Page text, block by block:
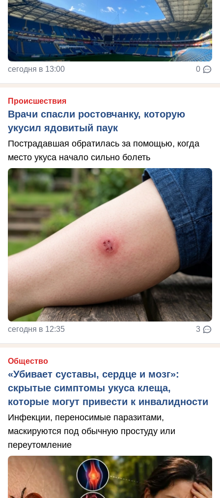
сегодня в 13:00 0
Происшествия
Врачи спасли ростовчанку, которую
укусил ядовитый паук
Пострадавшая обратилась за помощью, когда
место укуса начало сильно болеть
сегодня в 12:35 3
Общество
«Убивает суставы, сердце и мозг»:
скрытые симптомы укуса клеща,
которые могут привести к инвалидности
Инфекции, переносимые паразитами,
маскируются под обычную простуду или
переутомление